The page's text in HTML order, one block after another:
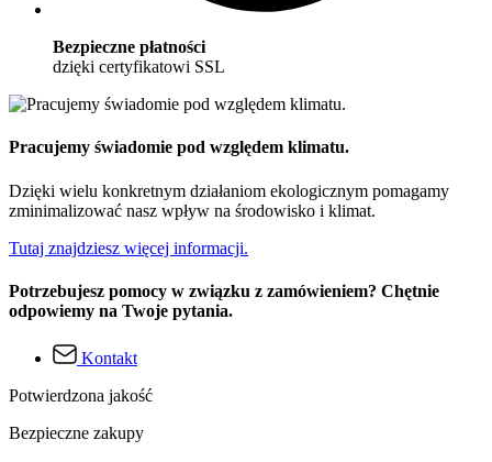
Bezpieczne płatności
dzięki certyfikatowi SSL
Pracujemy świadomie pod względem klimatu.
Dzięki wielu konkretnym działaniom ekologicznym pomagamy
zminimalizować nasz wpływ na środowisko i klimat.
Tutaj znajdziesz więcej informacji.
Potrzebujesz pomocy w związku z zamówieniem? Chętnie
odpowiemy na Twoje pytania.
Kontakt
Potwierdzona jakość
Bezpieczne zakupy